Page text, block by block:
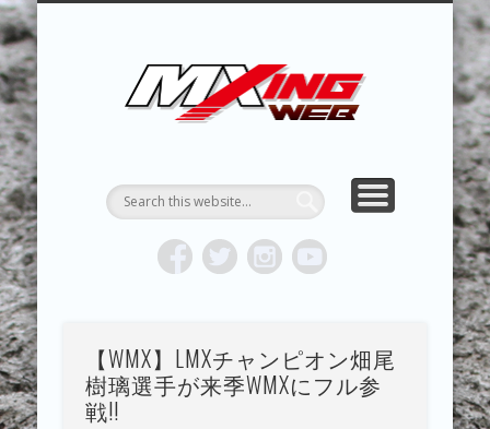
トク
HOME
TOPICS
ABOUT MX
RESULTS
REPORT
MXING & MXING＋PLUS
HYPER MXING
CONTACT
【WMX】LMXチャンピオン畑尾
樹璃選手が来季WMXにフル参
戦!!